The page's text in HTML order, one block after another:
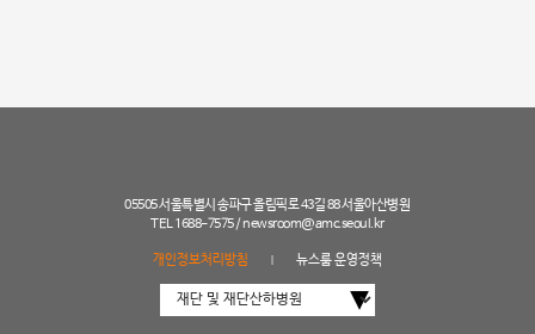
05505 서울특별시 송파구 올림픽로 43길 88 서울아산병원
TEL 1688-7575 /newsroom@amc.seoul.kr
개인정보처리방침 뉴스룸 운영정책